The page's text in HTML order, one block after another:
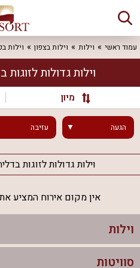
עמוד ראשי וילות וילות בצפון וילות
וילות גדולות
מיון
הגעה עזיבה
וילות גדולות לזוגות בדלית
אין מקום אירוח המציע
וילות
סוויטות